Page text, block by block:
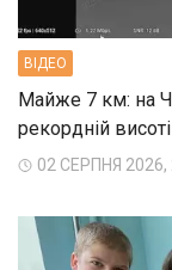
ВIДЕО
Майже 7 км: на
рекордній висоті
02 СЕРПНЯ 2026,